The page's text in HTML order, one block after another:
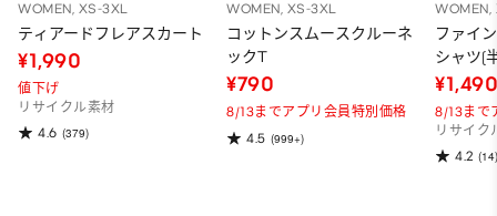
WOMEN, XS-3XL
ティアードフレアスカート
¥1,990
値下げ
リサイクル素材
4.6 (379)
WOMEN, XS-3XL
コットンスムースクルーネ
ックT
¥790
8/13までアプリ会員特別価格
4.5 (999+)
WOMEN,
ファイ
シャツ(
8/13まで
リサイク
4.2 (14)